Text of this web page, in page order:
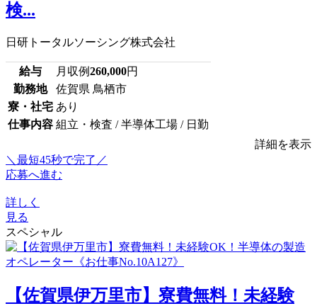
検...
日研トータルソーシング株式会社
給与 月収例260,000円
勤務地
佐賀県 鳥栖市
寮・社宅 あり
仕事内容 組立・検査 / 半導体工場 / 日勤
詳細を表示
＼最短45秒で完了／
応募へ進む
詳しく
見る
スペシャル
【佐賀県伊万里市】寮費無料！未経験